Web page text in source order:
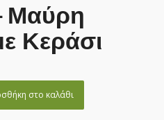
Μαύρη
Κεράσι
στο καλάθι